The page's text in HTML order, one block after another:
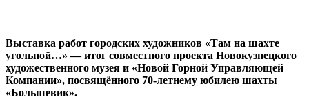
Выставка работ городских художников «Там на шахте
угольной…» — итог совместного проекта Новокузнецкого
художественного музея и «Новой Горной Управляющей
Компании», посвящённого 70-летнему юбилею шахты
«Большевик».